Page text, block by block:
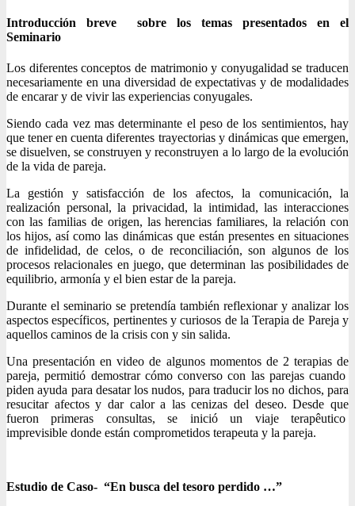
Introducción breve sobre los temas presentados en el
Seminario
Los diferentes conceptos de matrimonio y conyugalidad se traducen
necesariamente en una diversidad de expectativas y de modalidades
de encarar y de vivir las experiencias conyugales.
Siendo cada vez mas determinante el peso de los sentimientos, hay
que tener en cuenta diferentes trayectorias y dinámicas que emergen,
se disuelven, se construyen y reconstruyen a lo largo de la evolución
de la vida de pareja.
La gestión y satisfacción de los afectos, la comunicación, la
realización personal, la privacidad, la intimidad, las interacciones
con las familias de origen, las herencias familiares, la relación con
los hijos, así como las dinámicas que están presentes en situaciones
de infidelidad, de celos, o de reconciliación, son algunos de los
procesos relacionales en juego, que determinan las posibilidades de
equilibrio, armonía y el bien estar de la pareja.
Durante el seminario se pretendía también reflexionar y analizar los
aspectos específicos, pertinentes y curiosos de la Terapia de Pareja y
aquellos caminos de la crisis con y sin salida.
Una presentación en video de algunos momentos de 2 terapias de
pareja, permitió demostrar cómo converso con las parejas cuando
piden ayuda para desatar los nudos, para traducir los no dichos, para
resucitar afectos y dar calor a las cenizas del deseo. Desde que
fueron primeras consultas, se inició un viaje terapêutico
imprevisible donde están comprometidos terapeuta y la pareja.
Estudio de Caso- “En busca del tesoro perdido …”